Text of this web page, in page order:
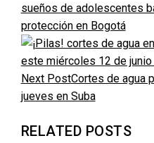
sueños de adolescentes
protección en Bogotá
Next PostCortes de agua
jueves en Suba
RELATED POSTS